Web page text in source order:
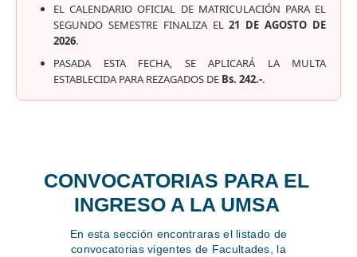
EL CALENDARIO OFICIAL DE MATRICULACIÓN PARA EL
SEGUNDO SEMESTRE FINALIZA EL21 DE AGOSTO DE
2026.
PASADA ESTA FECHA, SE APLICARÁ LA MULTA
ESTABLECIDA PARA REZAGADOS DE Bs. 242.-.
CONVOCATORIAS PARA EL
INGRESO A LA UMSA
En esta sección encontraras el listado de
convocatorias vigentes de Facultades, la